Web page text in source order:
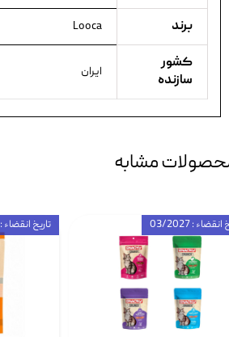
برند Looca
کشور
سازنده
ایران
مشابه
تاریخ انقضاء : 03/2027 : 03/2027